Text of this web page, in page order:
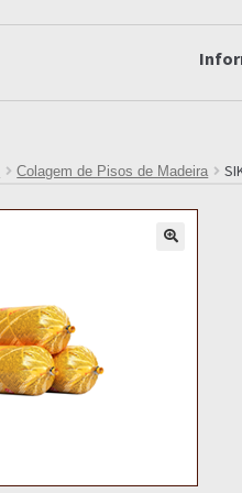
Colagem de Pisos de Madeira